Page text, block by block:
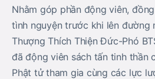
Nhằm góp phần động viên,
tình nguyện trước khi lên đường
Thượng Thích Thiện Đức-Phó
đã động viên sách tấn tinh thần
Phật tử tham gia cùng các lực